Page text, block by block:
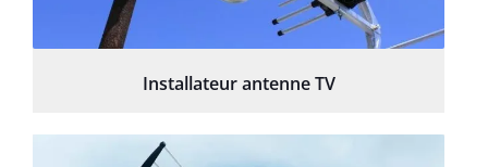
Installateur antenne TV